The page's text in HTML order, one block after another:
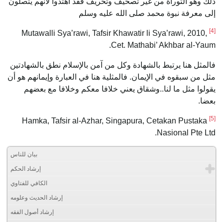
إلى معرفة نبوة محمد صلى الله عليه وسلم
[4]
Mutawalli Sya’rawi, Tafsir Khawatir li Sya’rawi, 2010,
Cet. Mathabi’ Akhbar al-Yaum.
فالمثل هنا يرتبط بالشهادة وكل من آمن بالإسلام نطق بالشهادتين
مثل من سبقوه في الإيمان. فالمثلية هنا في العبارة وإيمانهم هو أن
يقولوا مثل ما لنا..وشقاق يعني خلافا معكم وخلافا مع بعضهم
بعضا.
[5]
Hamka, Tafsir al-Azhar, Singapura, Cetakan Pustaka
Nasional Pte Ltd.
بيان للناس
إرشاد الحكم
الكافي للفتاوي
إرشاد الحديث وعلومه
إرشاد أصول الفقه